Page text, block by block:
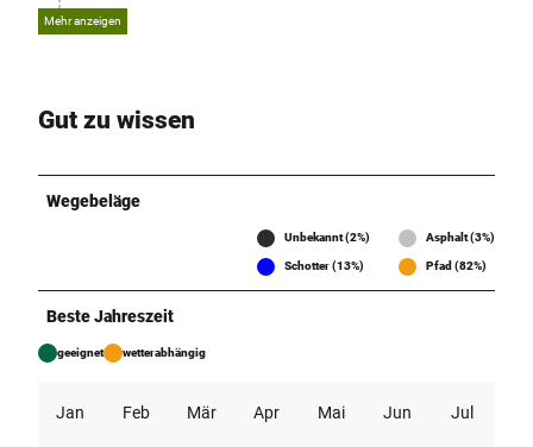
Mehr anzeigen
Gut zu wissen
Wegebeläge
Unbekannt (2%) Asphalt (3%)
Schotter (13%) Pfad (82%)
Beste Jahreszeit
geeignet wetterabhängig
Jan Feb Mär Apr Mai Jun Jul